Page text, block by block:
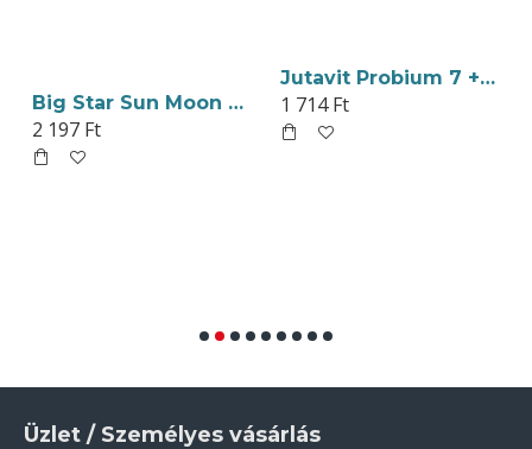
Big Star Sun Moon Szerzetesek Körtéje Szárított Gyümölcs 4db
2 197 Ft
Jutavit Probium 7 + Inulin Kapszula 15db
1 714 Ft
Üzlet / Személyes vásárlás